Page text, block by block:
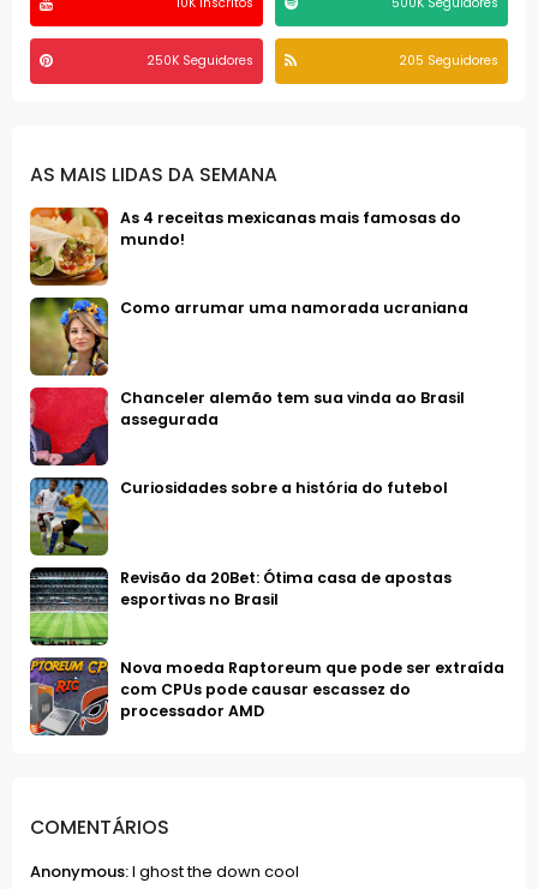
COMENTÁRIOS
Anonymous:I ghost the down cool
250K Seguidores 205 Seguidores
AS MAIS LIDAS DA SEMANA
As 4 receitas mexicanas mais famosas do
mundo!
Como arrumar uma namorada ucraniana
Chanceler alemão tem sua vinda ao Brasil
assegurada
Curiosidades sobre a história do futebol
Revisão da 20Bet: Ótima casa de apostas
esportivas no Brasil
Nova moeda Raptoreum que pode ser extraída
com CPUs pode causar escassez do
processador AMD